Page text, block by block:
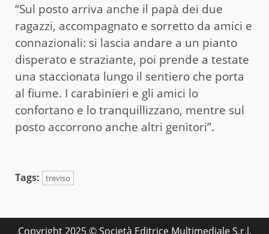
“Sul posto arriva anche il papà dei due
ragazzi, accompagnato e sorretto da amici e
connazionali: si lascia andare a un pianto
disperato e straziante, poi prende a testate
una staccionata lungo il sentiero che porta
al fiume. I carabinieri e gli amici lo
confortano e lo tranquillizzano, mentre sul
posto accorrono anche altri genitori”.
Tags: treviso
Copyright 2025 © Società Editrice Multimediale S.r.l.